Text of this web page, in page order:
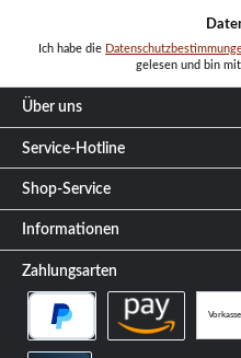
Ich habe die
gelesen und bin
Über uns
Service-Hotline
Shop-Service
Informationen
Zahlungsarten
Vorkasse
PayPal Später Bezahlen